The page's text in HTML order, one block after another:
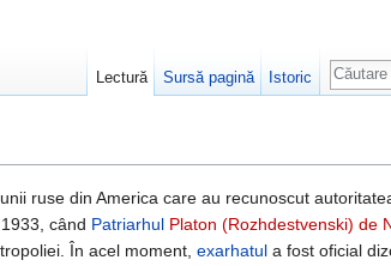
ruse din America care au recunoscut
când Patriarhul Platon (Rozhdestvenski) de
În acel moment, exarhatul a fost oficial
Lectură Sursă pagină Istoric